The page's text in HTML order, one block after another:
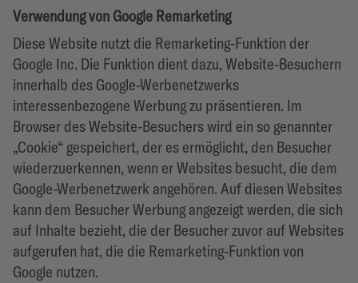
Verwendung von Google Remarketing
Diese Website nutzt die Remarketing-Funktion der
Google Inc. Die Funktion dient dazu, Website-Besuchern
innerhalb des Google-Werbenetzwerks
interessenbezogene Werbung zu präsentieren. Im
Browser des Website-Besuchers wird ein so genannter
„Cookie“ gespeichert, der es ermöglicht, den Besucher
wiederzuerkennen, wenn er Websites besucht, die dem
Google-Werbenetzwerk angehören. Auf diesen Websites
kann dem Besucher Werbung angezeigt werden, die sich
auf Inhalte bezieht, die der Besucher zuvor auf Websites
aufgerufen hat, die die Remarketing-Funktion von
Google nutzen.